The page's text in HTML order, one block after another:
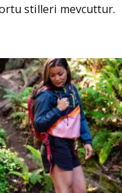
stilleri mevcuttur.